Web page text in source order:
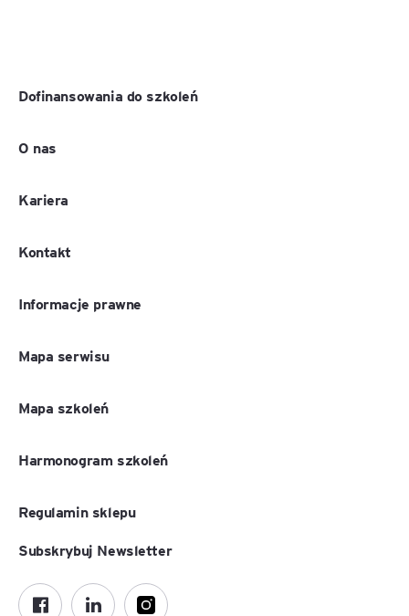
Dofinansowania do szkoleń
O nas
Kariera
Kontakt
Informacje prawne
Mapa serwisu
Mapa szkoleń
Harmonogram szkoleń
Regulamin sklepu
Subskrybuj Newsletter